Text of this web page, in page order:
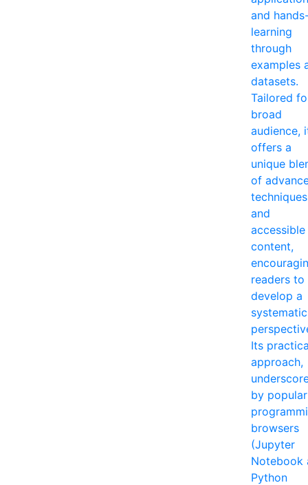
and
learning
through
examples
datasets.
Tailored
broad
audience,
offers a
unique
of
techniques
and
accessible
content,
readers to
develop a
systematic
Its
approach,
by popular
browsers
(Jupyter
Notebook
Python